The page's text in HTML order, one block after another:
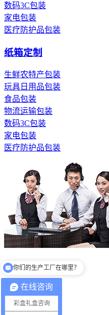
数码3C包装
家电包装
医疗防护品包装
纸箱定制
生鲜农特产包装
玩具日用品包装
食品包装
物流运输包装
数码3C包装
家电包装
医疗防护品包装
全国服务热线
13530686081
礼盒定制
在线咨询
彩盒礼盒咨询
你们的生产工厂在哪里？